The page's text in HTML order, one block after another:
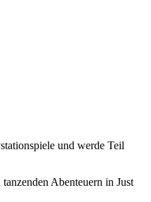
und werde Teil
Abenteuern in Just